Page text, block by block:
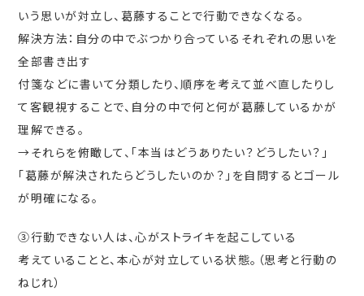
いう思いが対立し、葛藤することで行動できなくなる。
解決方法：自分の中でぶつかり合っているそれぞれの思いを
全部書き出す
付箋などに書いて分類したり、順序を考えて並べ直したりし
て客観視することで、自分の中で何と何が葛藤しているかが
理解できる。
→それらを俯瞰して、「本当はどうありたい？どうしたい？」
「葛藤が解決されたらどうしたいのか？」を自問するとゴール
が明確になる。
③行動できない人は、心がストライキを起こしている
考えていることと、本心が対立している状態。（思考と行動の
ねじれ）